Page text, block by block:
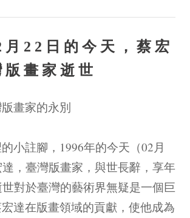
22日的今天，蔡宏
畫家逝世
畫家的永別
小註腳，1996年的今天（02月
，臺灣版畫家，與世長辭，享年
對於臺灣的藝術界無疑是一個巨
達在版畫領域的貢獻，使他成為